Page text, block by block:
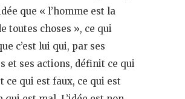
que « l’homme est la
toutes choses », ce qui
c’est lui qui, par ses
et ses actions, définit ce qui
ce qui est faux, ce qui est